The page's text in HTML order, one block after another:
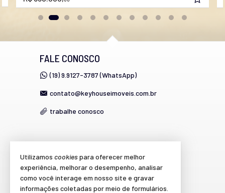
FALE CONOSCO
(19) 9.9127-3787 (WhatsApp)
contato@keyhouseimoveis.com.br
trabalhe conosco
cadastre seu imóvel
imóveis favoritos
Utilizamos cookiespara oferecer melhor
experiência, melhorar o desempenho, analisar
como você interage em nosso site e gravar
informações coletadas por meio de formulários.